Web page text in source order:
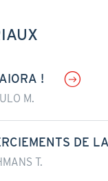
!
M.
DE
T.